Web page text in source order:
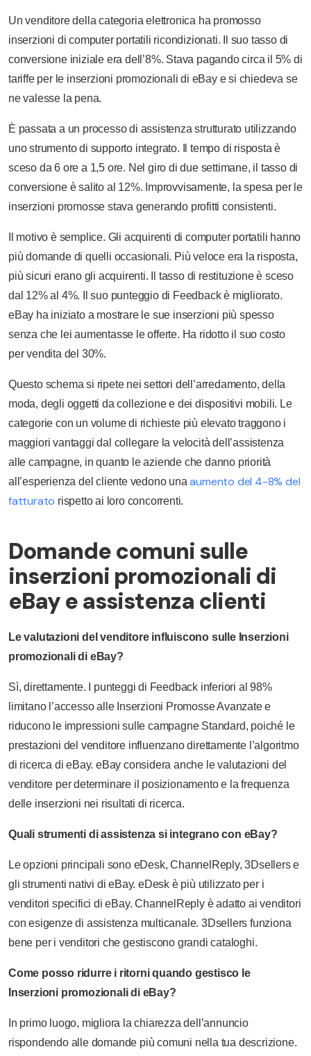
Un venditore della categoria elettronica ha promosso
inserzioni di computer portatili ricondizionati. Il suo tasso di
conversione iniziale era dell’8%. Stava pagando circa il 5% di
tariffe per le inserzioni promozionali di eBay e si chiedeva se
ne valesse la pena.
È passata a un processo di assistenza strutturato utilizzando
uno strumento di supporto integrato. Il tempo di risposta è
sceso da 6 ore a 1,5 ore. Nel giro di due settimane, il tasso di
conversione è salito al 12%. Improvvisamente, la spesa per le
inserzioni promosse stava generando profitti consistenti.
Il motivo è semplice. Gli acquirenti di computer portatili hanno
più domande di quelli occasionali. Più veloce era la risposta,
più sicuri erano gli acquirenti. Il tasso di restituzione è sceso
dal 12% al 4%. Il suo punteggio di Feedback è migliorato.
eBay ha iniziato a mostrare le sue inserzioni più spesso
senza che lei aumentasse le offerte. Ha ridotto il suo costo
per vendita del 30%.
Questo schema si ripete nei settori dell’arredamento, della
moda, degli oggetti da collezione e dei dispositivi mobili. Le
categorie con un volume di richieste più elevato traggono i
maggiori vantaggi dal collegare la velocità dell’assistenza
alle campagne, in quanto le aziende che danno priorità
all’esperienza del cliente vedono unaaumento del 4-8% del
fatturato rispetto ai loro concorrenti.
Domande comuni sulle
inserzioni promozionali di
eBay e assistenza clienti
Le valutazioni del venditore influiscono sulle Inserzioni
promozionali di eBay?
Sì, direttamente. I punteggi di Feedback inferiori al 98%
limitano l’accesso alle Inserzioni Promosse Avanzate e
riducono le impressioni sulle campagne Standard, poiché le
prestazioni del venditore influenzano direttamente l’algoritmo
di ricerca di eBay. eBay considera anche le valutazioni del
venditore per determinare il posizionamento e la frequenza
delle inserzioni nei risultati di ricerca.
Quali strumenti di assistenza si integrano con eBay?
Le opzioni principali sono eDesk, ChannelReply, 3Dsellers e
gli strumenti nativi di eBay. eDesk è più utilizzato per i
venditori specifici di eBay. ChannelReply è adatto ai venditori
con esigenze di assistenza multicanale. 3Dsellers funziona
bene per i venditori che gestiscono grandi cataloghi.
Come posso ridurre i ritorni quando gestisco le
Inserzioni promozionali di eBay?
In primo luogo, migliora la chiarezza dell’annuncio
rispondendo alle domande più comuni nella tua descrizione.